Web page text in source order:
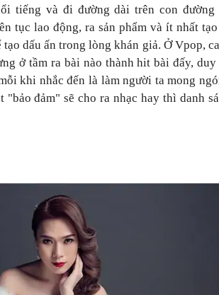
tiếng và đi đường dài trên con đường
tục lao động, ra sản phẩm và ít nhất
dấu ấn trong lòng khán giả. Ở Vpop,
ở tầm ra bài nào thành hit bài đấy,
khi nhắc đến là làm người ta mong
đảm" sẽ cho ra nhạc hay thì danh